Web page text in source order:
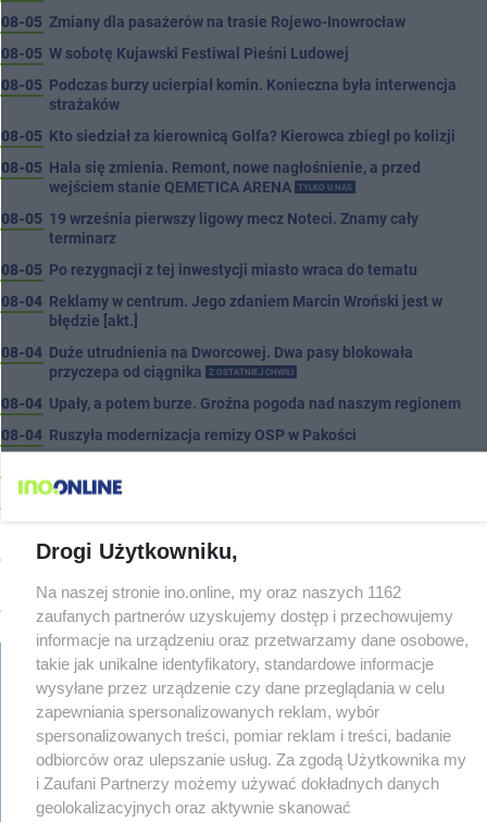
08-05 Zmiany dla pasażerów na trasie Rojewo-Inowrocław
08-05 W sobotę Kujawski Festiwal Pieśni Ludowej
08-05 Podczas burzy ucierpiał komin. Konieczna była interwencja
strażaków
08-05 Kto siedział za kierownicą Golfa? Kierowca zbiegł po kolizji
08-05 Hala się zmienia. Remont, nowe nagłośnienie, a przed
wejściem stanie QEMETICA ARENA
TYLKO U NAS
08-05 19 września pierwszy ligowy mecz Noteci. Znamy cały
terminarz
08-05 Po rezygnacji z tej inwestycji miasto wraca do tematu
08-04 Reklamy w centrum. Jego zdaniem Marcin Wroński jest w
błędzie [akt.]
08-04 Duże utrudnienia na Dworcowej. Dwa pasy blokowała
przyczepa od ciągnika
Z OSTATNIEJ CHWILI
08-04 Upały, a potem burze. Groźna pogoda nad naszym regionem
08-04 Ruszyła modernizacja remizy OSP w Pakości
08-04 91-latek chciał pomnożyć oszczędności. Stracił ponad 10 tys.
08-04 Polifonika z Inowrocławia zagrała na Harendzie. Muzyczny
hołd dla Jana Kasprowicza
08-04 Jest wykonawca remontu dachu sali gimastycznej
08-04 Dlaczego sauny, a nie boiska dla dzieci? Ratusz odpowiada
08-04 Połowa wakacji na drogach. Policja podsumowała lipiec
08-04 Wroński do radnych: Zamiast ingerować w prywatną własność
zajmijcie się gospodarką
08-04 Darrell Harris: Możemy nawiązać walkę z każdym w tej lidze
08-03 Zarzut dla kierowcy Mercedesa po tragedii na Rąbinie
TYLKO U
regulamin
reklama
redakcja
pliki cookies
prywatność
Drogi Użytkowniku,
Na naszej stronie ino.online, my oraz naszych 1162
zaufanych partnerów uzyskujemy dostęp i przechowujemy
informacje na urządzeniu oraz przetwarzamy dane osobowe,
takie jak unikalne identyfikatory, standardowe informacje
wysyłane przez urządzenie czy dane przeglądania w celu
zapewniania spersonalizowanych reklam, wybór
spersonalizowanych treści, pomiar reklam i treści, badanie
odbiorców oraz ulepszanie usług. Za zgodą Użytkownika my
i Zaufani Partnerzy możemy używać dokładnych danych
geolokalizacyjnych oraz aktywnie skanować